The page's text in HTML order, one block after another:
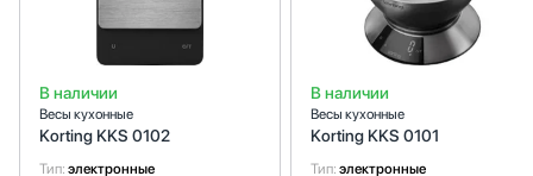
Варочные центры
Вентиляторы
Винные шкафы
Витрины
В наличии
Весы кухонные
Korting KKS 0102
Тип: электронные
В наличии
Весы кухонные
Korting KKS 0101
Тип: электронные